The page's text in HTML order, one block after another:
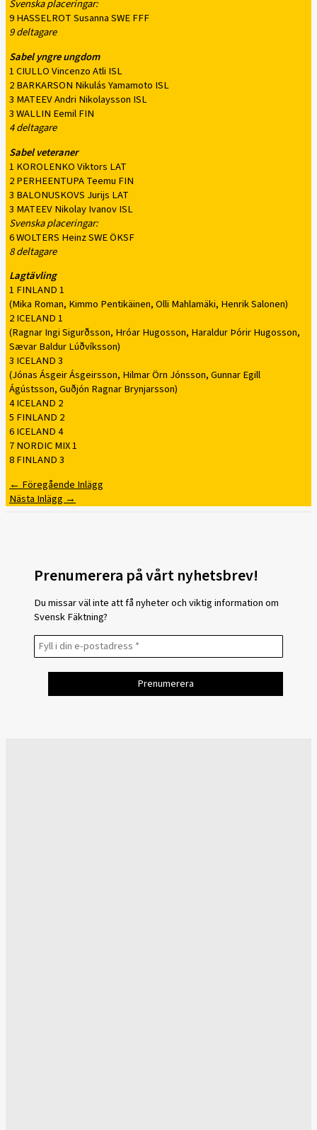
Svenska placeringar:
9 HASSELROT Susanna SWE FFF
9 deltagare
Sabel yngre ungdom
1 CIULLO Vincenzo Atli ISL
2 BARKARSON Nikulás Yamamoto ISL
3 MATEEV Andri Nikolaysson ISL
3 WALLIN Eemil FIN
4 deltagare
Sabel veteraner
1 KOROLENKO Viktors LAT
2 PERHEENTUPA Teemu FIN
3 BALONUSKOVS Jurijs LAT
3 MATEEV Nikolay Ivanov ISL
Svenska placeringar:
6 WOLTERS Heinz SWE ÖKSF
8 deltagare
Lagtävling
1 FINLAND 1
(Mika Roman, Kimmo Pentikäinen, Olli Mahlamäki, Henrik Salonen)
2 ICELAND 1
(Ragnar Ingi Sigurðsson, Hróar Hugosson, Haraldur Þórir Hugosson,
Sævar Baldur Lúðvíksson)
3 ICELAND 3
(Jónas Ásgeir Ásgeirsson, Hilmar Örn Jónsson, Gunnar Egill
Ágústsson, Guðjón Ragnar Brynjarsson)
4 ICELAND 2
5 FINLAND 2
6 ICELAND 4
7 NORDIC MIX 1
8 FINLAND 3
← Föregående Inlägg
Nästa Inlägg →
Prenumerera på vårt nyhetsbrev!
Du missar väl inte att få nyheter och viktig information om
Svensk Fäktning?